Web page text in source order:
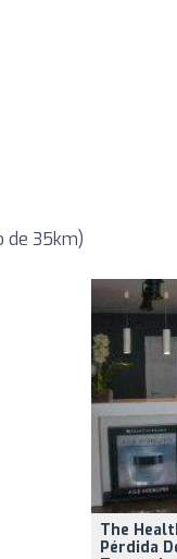
de 35km)
The
Pérdida